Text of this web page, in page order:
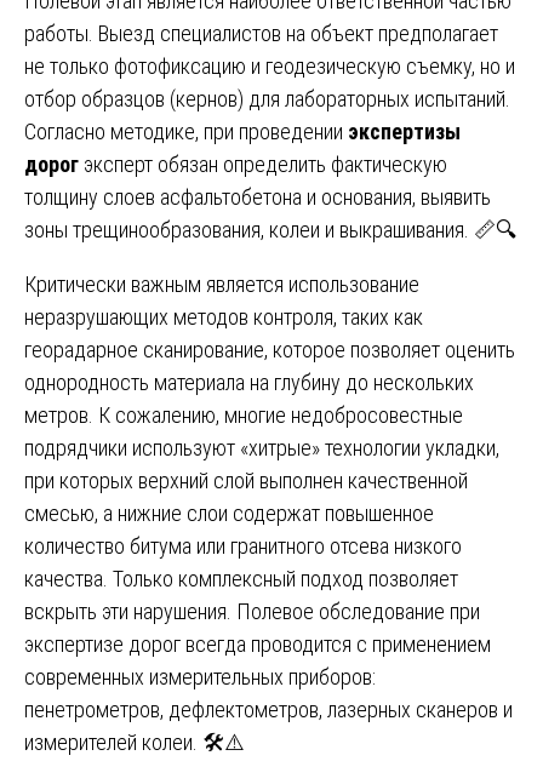
работы. Выезд специалистов на объект предполагает
не только фотофиксацию и геодезическую съемку, но и
отбор образцов (кернов) для лабораторных испытаний.
Согласно методике, при проведении экспертизы
дорог эксперт обязан определить фактическую
толщину слоев асфальтобетона и основания, выявить
зоны трещинообразования, колеи и выкрашивания. 📏🔍
Критически важным является использование
неразрушающих методов контроля, таких как
георадарное сканирование, которое позволяет оценить
однородность материала на глубину до нескольких
метров. К сожалению, многие недобросовестные
подрядчики используют «хитрые» технологии укладки,
при которых верхний слой выполнен качественной
смесью, а нижние слои содержат повышенное
количество битума или гранитного отсева низкого
качества. Только комплексный подход позволяет
вскрыть эти нарушения. Полевое обследование при
экспертизе дорог всегда проводится с применением
современных измерительных приборов:
пенетрометров, дефлектометров, лазерных сканеров и
измерителей колеи. 🛠️⚠️